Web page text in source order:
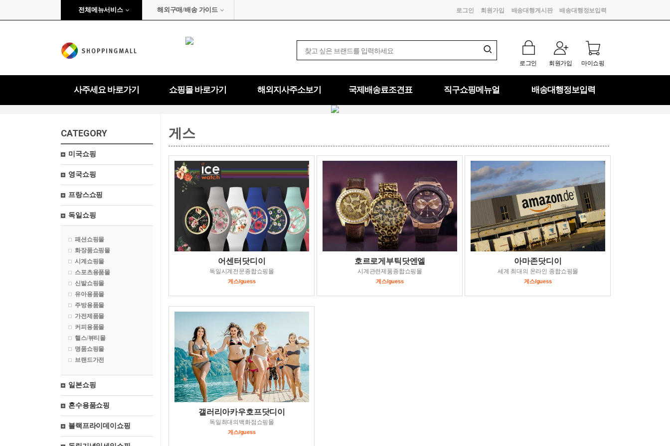
전체메뉴서비스 해외구매/배송 가이드 로그인 회원가입 배송대행게시판 배송대행정보입력
로그인 회원가입 마이쇼핑
사주세요 바로가기 쇼핑몰 바로가기 해외지사주소보기 국제배송료조견표 직구쇼핑메뉴얼 배송대행정보입력
CATEGORY
미국쇼핑
영국쇼핑
프랑스쇼핑
독일쇼핑
패션쇼핑몰
화장품쇼핑몰
시계쇼핑몰
스포츠용품몰
신발쇼핑몰
유아용품몰
주방용품몰
가전제품몰
커피용품몰
핼스/뷰티몰
명품쇼핑몰
브랜드가전
일본쇼핑
혼수용품쇼핑
블랙프라이데이쇼핑
게스
어센터닷디이
독일시계전문종합쇼핑몰
게스/guess
호르로게부틱닷엔엘
시계관련제품종합쇼핑몰
게스/guess
아마존닷디이
세계 최대의 온라인 종합쇼핑몰
게스/guess
갤러리아카우호프닷디이
독일최대의백화점쇼핑몰
게스/guess